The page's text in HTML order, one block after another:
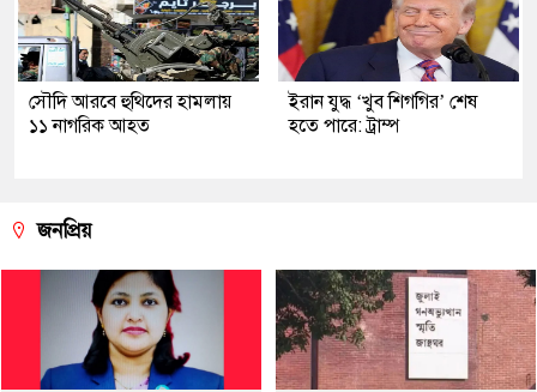
সৌদি আরবে হুথিদের হামলায়
১১ নাগরিক আহত
ইরান যুদ্ধ ‘খুব শিগগির’ শেষ
হতে পারে: ট্রাম্প
জনপ্রিয়